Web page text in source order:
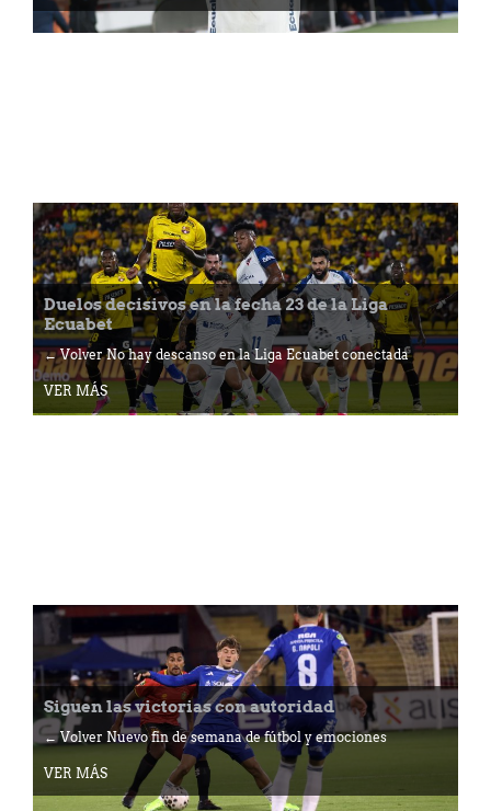
Duelos decisivos en la fecha 23 de la Liga
Ecuabet
← Volver No hay descanso en la Liga Ecuabet conectada
VER MÁS
Siguen las victorias con autoridad
← Volver Nuevo fin de semana de fútbol y emociones
VER MÁS